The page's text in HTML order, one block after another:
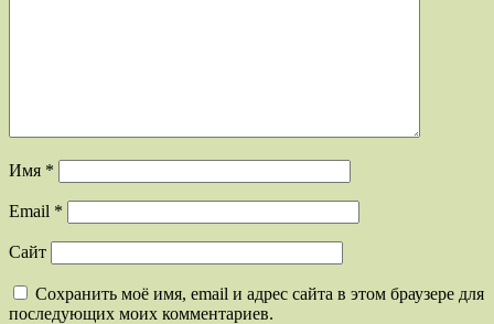
Имя *
Email *
Сайт
Сохранить моё имя, email и адрес сайта в этом браузере для
последующих моих комментариев.